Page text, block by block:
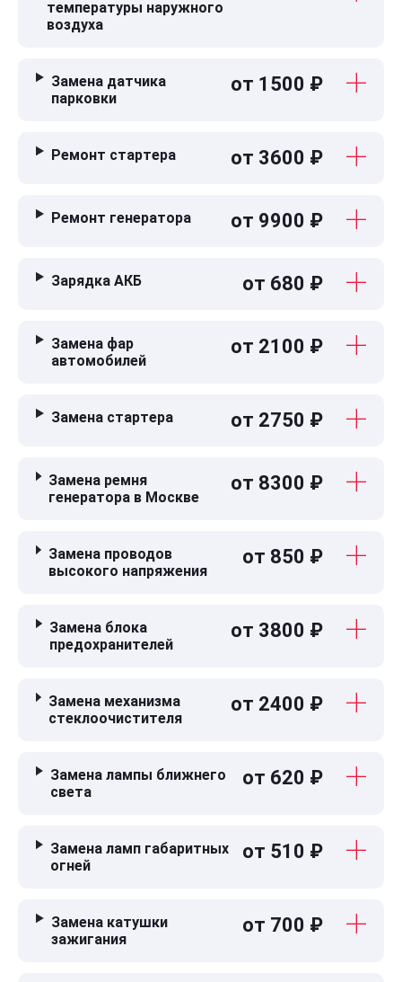
температуры наружного
воздуха
Замена датчика
парковки
от 1500 ₽
Ремонт стартера от 3600 ₽
Ремонт генератора от 9900 ₽
Зарядка АКБ от 680 ₽
Замена фар
автомобилей
от 2100 ₽
Замена стартера от 2750 ₽
Замена ремня
генератора в Москве
от 8300 ₽
Замена проводов
высокого напряжения
от 850 ₽
Замена блока
предохранителей
от 3800 ₽
Замена механизма
стеклоочистителя
от 2400 ₽
Замена лампы ближнего
света
от 620 ₽
Замена ламп габаритных
огней
от 510 ₽
Замена катушки
зажигания
от 700 ₽